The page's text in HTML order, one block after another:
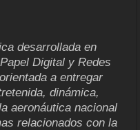
desarrollada en
Digital y Redes
a entregar
dinámica,
aeronáutica nacional
relacionados con la